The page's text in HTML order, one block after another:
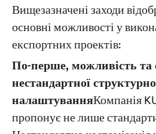
Вищезазначені заходи
основні можливості у
експортних проектів:
По-перше, можливість та
нестандартної
налаштуванняКомпанія
пропонує не лише